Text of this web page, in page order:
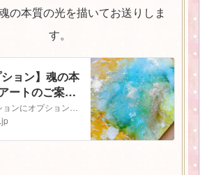
の本質の光を描いてお送りしま
す。
ション】魂の本
ートのご案